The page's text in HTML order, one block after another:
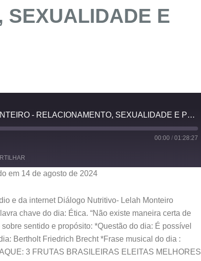
SEXUALIDADE E
FELIZ DIA NOVO - LELAH MONTEIRO - RELACIONAMENTO, SEXUALIDADE E PRAZER
00:00 / 01:28:27
em 14 de agosto de 2024
e da internet Diálogo Nutritivo- Lelah Monteiro
chave do dia: Ética. “Não existe maneira certa de
sentido e propósito: *Questão do dia: É possível
Bertholt Friedrich Brecht *Frase musical do dia :
3 FRUTAS BRASILEIRAS ELEITAS MELHORES